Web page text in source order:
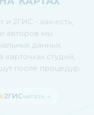
и 2ГИС - как есть,
авторов мы
данных
студий,
после процедур.
2ГИСчитать →